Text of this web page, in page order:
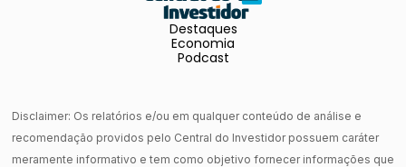
Destaques
Economia
Podcast
Disclaimer: Os relatórios e/ou em qualquer conteúdo de análise e
recomendação providos pelo Central do Investidor possuem caráter
meramente informativo e tem como objetivo fornecer informações que